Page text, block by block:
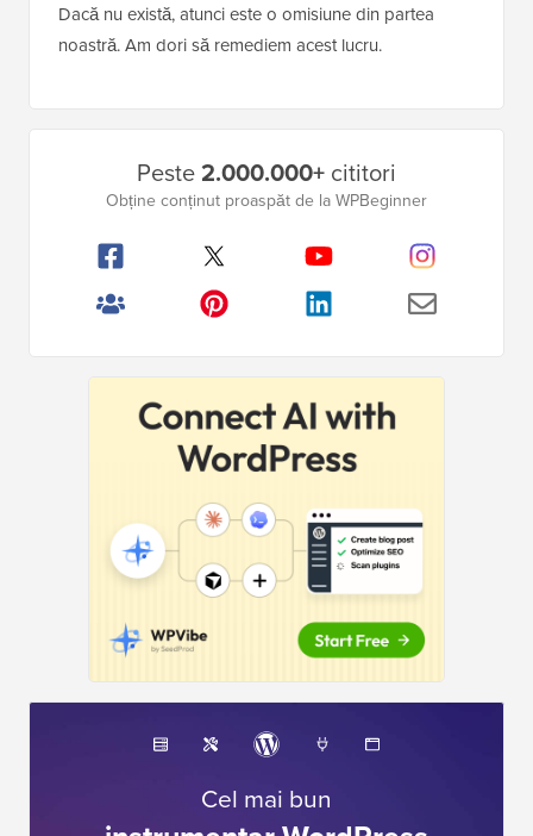
Dacă nu există, atunci este o omisiune din partea
noastră. Am dori să remediem acest lucru.
principală
Peste2.000.000+ cititori
Obține conținut proaspăt de la WPBeginner
Cel mai bun